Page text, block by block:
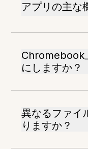
アプリの主な
Chromebook
にしますか？
異なるファイ
りますか？